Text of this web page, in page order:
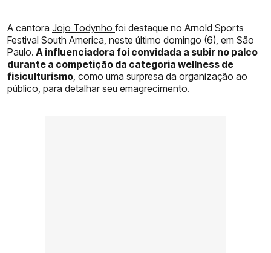
A cantora Jojo Todynho foi destaque no Arnold Sports
Festival South America, neste último domingo (6), em São
Paulo. A influenciadora foi convidada a subir no palco
durante a competição da categoria wellness de
fisiculturismo, como uma surpresa da organização ao
público, para detalhar seu emagrecimento.